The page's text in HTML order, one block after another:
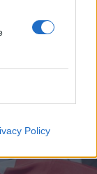
Policy